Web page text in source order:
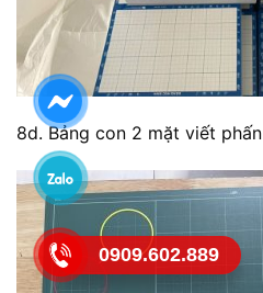
8d. Bảng con 2 mặt viết phấn
0909.602.889